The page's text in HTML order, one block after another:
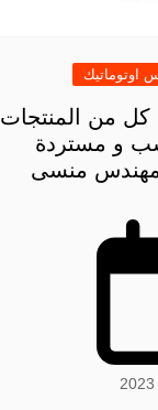
اوتوماتيك
كل من المنتجات
و مستردة